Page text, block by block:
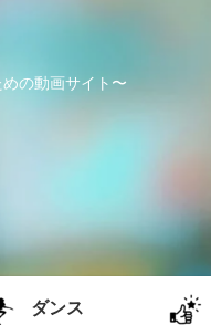
の動画サイト〜
ダンス